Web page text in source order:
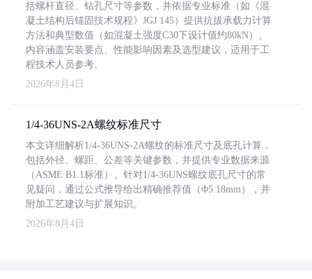
括螺杆直径、钻孔尺寸等参数，并依据专业标准（如《混
凝土结构后锚固技术规程》JGJ 145）提供抗拔承载力计算
方法和典型数值（如混凝土强度C30下设计值约80kN）。
内容涵盖安装要点、性能影响因素及选型建议，适用于工
程技术人员参考。
2026年8月4日
1/4-36UNS-2A螺纹标准尺寸
本文详细解析1/4-36UNS-2A螺纹的标准尺寸及底孔计算，
包括外径、螺距、公差等关键参数，并提供专业数据来源
（ASME B1.1标准）。针对1/4-36UNS螺纹底孔尺寸的常
见疑问，通过公式推导给出精确推荐值（Φ5.18mm），并
附加工艺建议与扩展知识。
2026年8月4日